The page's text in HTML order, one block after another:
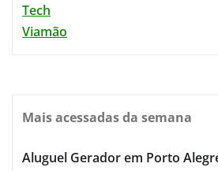
Tech
Viamão
Mais acessadas da semana
Aluguel Gerador em Porto